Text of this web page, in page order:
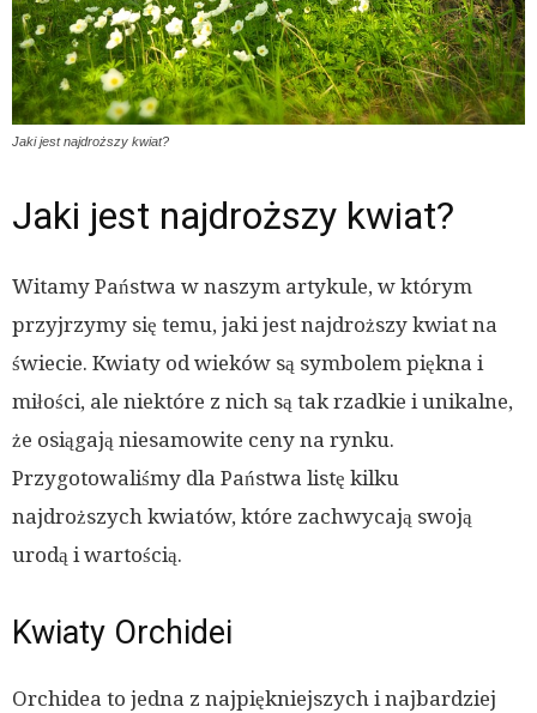
Jaki jest najdroższy kwiat?
Jaki jest najdroższy kwiat?
Witamy Państwa w naszym artykule, w którym
przyjrzymy się temu, jaki jest najdroższy kwiat na
świecie. Kwiaty od wieków są symbolem piękna i
miłości, ale niektóre z nich są tak rzadkie i unikalne,
że osiągają niesamowite ceny na rynku.
Przygotowaliśmy dla Państwa listę kilku
najdroższych kwiatów, które zachwycają swoją
urodą i wartością.
Kwiaty Orchidei
Orchidea to jedna z najpiękniejszych i najbardziej